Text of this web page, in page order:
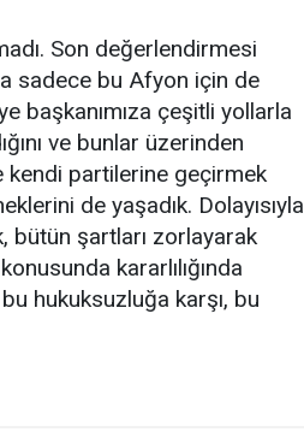
Son değerlendirmesi
sadece bu Afyon için de
başkanımıza çeşitli yollarla
ve bunlar üzerinden
kendi partilerine geçirmek
de yaşadık. Dolayısıyla
bütün şartları zorlayarak
kararlılığında
hukuksuzluğa karşı, bu